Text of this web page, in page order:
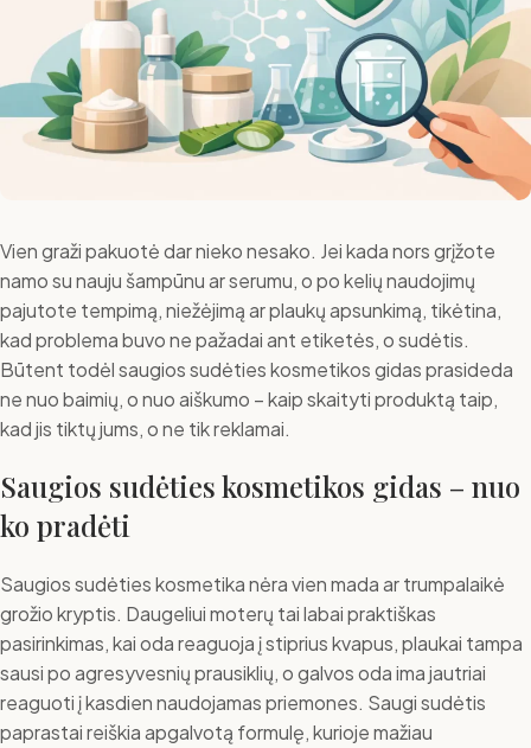
Vien graži pakuotė dar nieko nesako. Jei kada nors grįžote
namo su nauju šampūnu ar serumu, o po kelių naudojimų
pajutote tempimą, niežėjimą ar plaukų apsunkimą, tikėtina,
kad problema buvo ne pažadai ant etiketės, o sudėtis.
Būtent todėl saugios sudėties kosmetikos gidas prasideda
ne nuo baimių, o nuo aiškumo – kaip skaityti produktą taip,
kad jis tiktų jums, o ne tik reklamai.
Saugios sudėties kosmetikos gidas – nuo
ko pradėti
Saugios sudėties kosmetika nėra vien mada ar trumpalaikė
grožio kryptis. Daugeliui moterų tai labai praktiškas
pasirinkimas, kai oda reaguoja į stiprius kvapus, plaukai tampa
sausi po agresyvesnių prausiklių, o galvos oda ima jautriai
reaguoti į kasdien naudojamas priemones. Saugi sudėtis
paprastai reiškia apgalvotą formulę, kurioje mažiau